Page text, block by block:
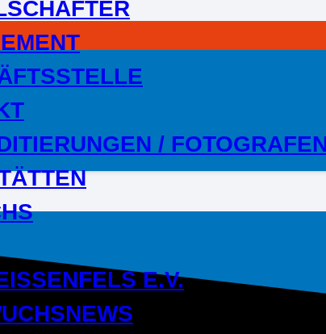
/
E.V.